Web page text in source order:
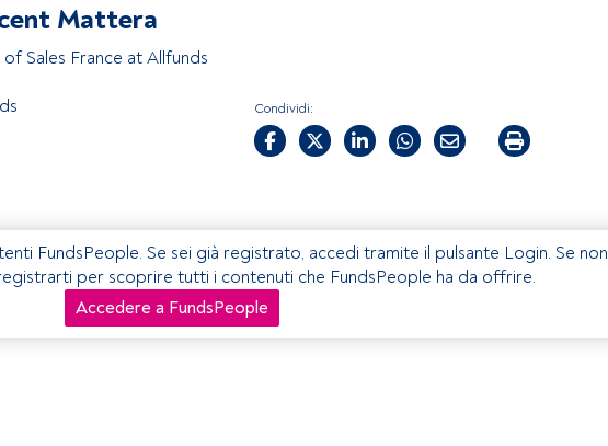
Mattera
Sales France at Allfunds
Condividi:
FundsPeople. Se sei già registrato, accedi tramite il pulsante Login. Se non
per scoprire tutti i contenuti che FundsPeople ha da offrire.
Accedere a FundsPeople